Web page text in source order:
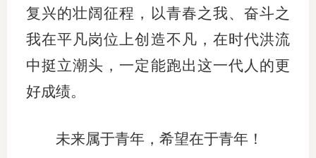
复兴的壮阔征程，以青春之我、奋斗之
我在平凡岗位上创造不凡，在时代洪流
中挺立潮头，一定能跑出这一代人的更
好成绩。
未来属于青年，希望在于青年！